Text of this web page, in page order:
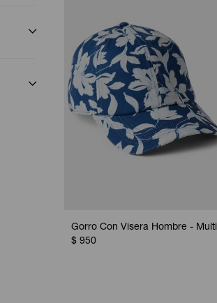
Gorro Con Visera Hombre - Multi
$ 950